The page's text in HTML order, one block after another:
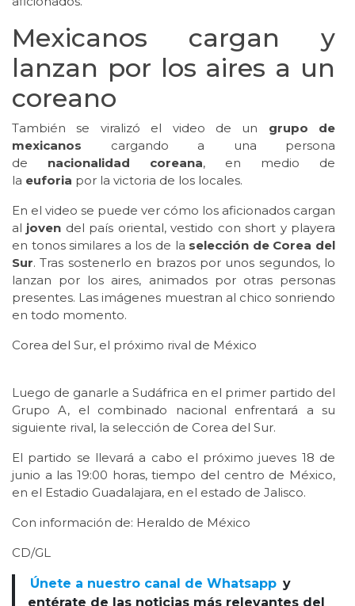
Mexicanos cargan y
lanzan por los aires a un
coreano
También se viralizó el video de un grupo de
mexicanos cargando a una persona
de nacionalidad coreana, en medio de
la euforia por la victoria de los locales.
En el video se puede ver cómo los aficionados cargan
al joven del país oriental, vestido con short y playera
en tonos similares a los de la selección de Corea del
Sur. Tras sostenerlo en brazos por unos segundos, lo
lanzan por los aires, animados por otras personas
presentes. Las imágenes muestran al chico sonriendo
en todo momento.
Corea del Sur, el próximo rival de México
Luego de ganarle a Sudáfrica en el primer partido del
Grupo A, el combinado nacional enfrentará a su
siguiente rival, la selección de Corea del Sur.
El partido se llevará a cabo el próximo jueves 18 de
junio a las 19:00 horas, tiempo del centro de México,
en el Estadio Guadalajara, en el estado de Jalisco.
Con información de: Heraldo de México
CD/GL
Únete a nuestro canal de Whatsapp y
entérate de las noticias más relevantes del